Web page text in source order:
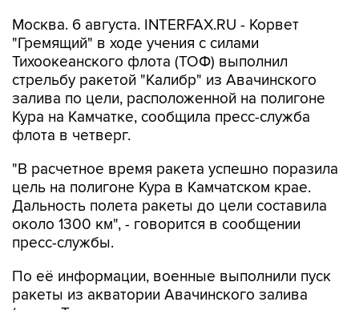
Москва. 6 августа. INTERFAX.RU - Корвет
"Гремящий" в ходе учения с силами
Тихоокеанского флота (ТОФ) выполнил
стрельбу ракетой "Калибр" из Авачинского
залива по цели, расположенной на полигоне
Кура на Камчатке, сообщила пресс-служба
флота в четверг.
"В расчетное время ракета успешно поразила
цель на полигоне Кура в Камчатском крае.
Дальность полета ракеты до цели составила
около 1300 км", - говорится в сообщении
пресс-службы.
По её информации, военные выполнили пуск
ракеты из акватории Авачинского залива